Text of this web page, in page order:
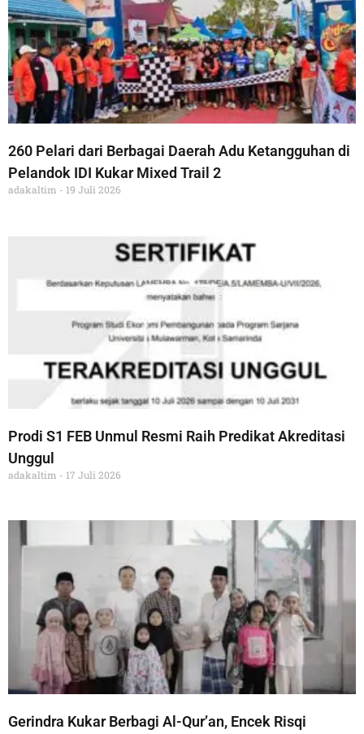
260 Pelari dari Berbagai Daerah Adu Ketangguhan di
Pelandok IDI Kukar Mixed Trail 2
adakaltim 19 Juli 2026
Prodi S1 FEB Unmul Resmi Raih Predikat Akreditasi
Unggul
adakaltim 17 Juli 2026
Gerindra Kukar Berbagi Al-Qur’an, Encek Risqi